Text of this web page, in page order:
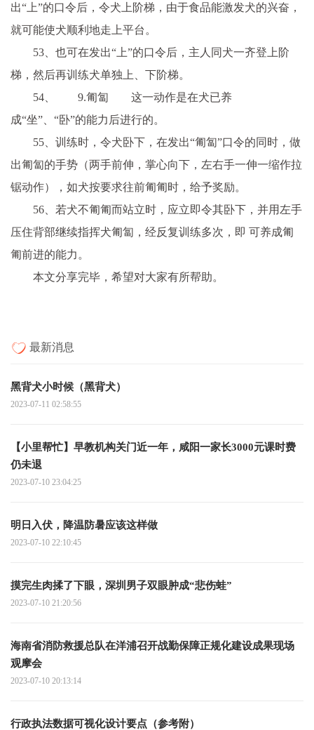
出“上”的口令后，令犬上阶梯，由于食品能激发犬的兴奋，
就可能使犬顺利地走上平台。
53、也可在发出“上”的口令后，主人同犬一齐登上阶
梯，然后再训练犬单独上、下阶梯。
54、 9.匍匐 这一动作是在犬已养
成“坐”、“卧”的能力后进行的。
55、训练时，令犬卧下，在发出“匍匐”口令的同时，做
出匍匐的手势（两手前伸，掌心向下，左右手一伸一缩作拉
锯动作），如犬按要求往前匍匍时，给予奖励。
56、若犬不匍匍而站立时，应立即令其卧下，并用左手
压住背部继续指挥犬匍匐，经反复训练多次，即 可养成匍
匍前进的能力。
本文分享完毕，希望对大家有所帮助。
最新消息
黑背犬小时候（黑背犬）
2023-07-11 02:58:55
【小里帮忙】早教机构关门近一年，咸阳一家长3000元课时费
仍未退
2023-07-10 23:04:25
明日入伏，降温防暑应该这样做
2023-07-10 22:10:45
摸完生肉揉了下眼，深圳男子双眼肿成“悲伤蛙”
2023-07-10 21:20:56
海南省消防救援总队在洋浦召开战勤保障正规化建设成果现场
观摩会
2023-07-10 20:13:14
行政执法数据可视化设计要点（参考附）